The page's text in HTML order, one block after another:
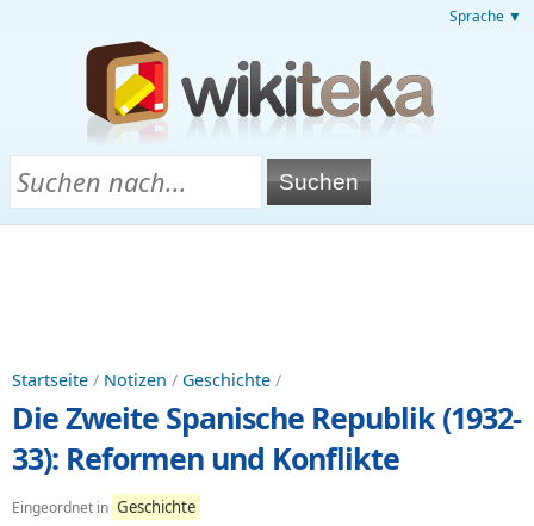
Sprache ▼
Startseite / Notizen / Geschichte /
Die Zweite Spanische Republik (1932-
33): Reformen und Konflikte
Eingeordnet in Geschichte